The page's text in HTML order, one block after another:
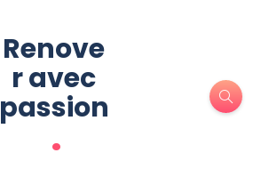
Renove
r avec
passion
.